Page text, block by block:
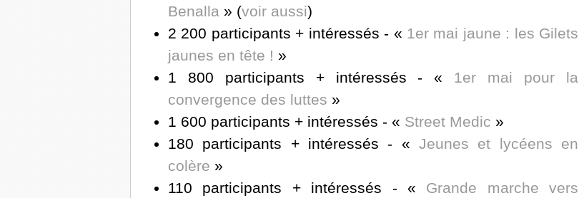
Benalla » (voir aussi)
2 200 participants + intéressés - « 1er mai jaune : les Gilets
jaunes en tête ! »
1 800 participants + intéressés - «
1er mai pour la
convergence des luttes »
1 600 participants + intéressés - « Street Medic »
180 participants + intéressés - « Jeunes et lycéens en
colère »
110 participants + intéressés - «
Grande marche vers